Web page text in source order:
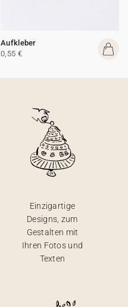
Aufkleber
0,55 €
Einzigartige
Designs, zum
Gestalten mit
Ihren Fotos und
Texten